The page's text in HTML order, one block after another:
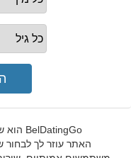
האתר עוזר לך לבחור